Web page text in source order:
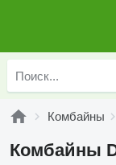
Комбайны
Комбайны